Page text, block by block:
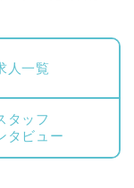
・栄養士)・看護
人一覧
タッフ
タビュー